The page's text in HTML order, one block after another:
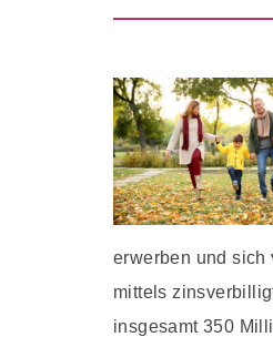
erwerben und sich
mittels
insgesamt 350